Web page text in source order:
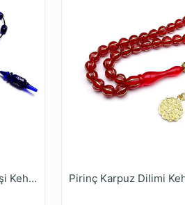
Sıkma Kehribar Tesbih
Güvencesiyle
Yoğun Gümüş İşlemeli Usta İşi Kehribar Tesbih Pirinç Karpuz Dilimi